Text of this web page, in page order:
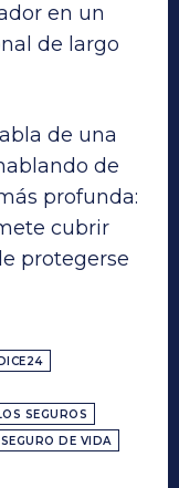
en un
de largo
de una
de
profunda:
cubrir
protegerse
SEGUROS
SEGURO DE VIDA